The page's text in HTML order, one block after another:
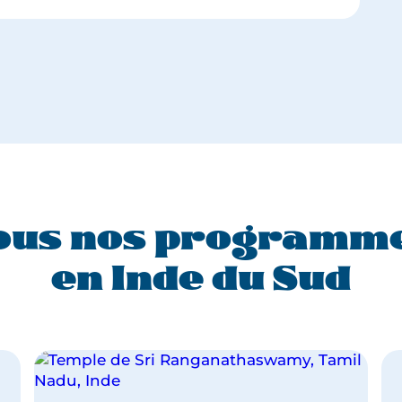
nos
en Inde du Sud